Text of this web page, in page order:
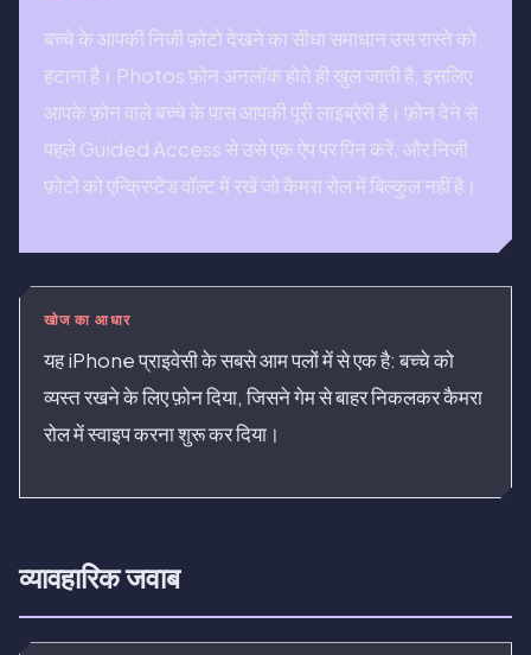
बच्चे के आपकी निजी फ़ोटो देखने का सीधा समाधान उस रास्ते को
हटाना है। Photos फ़ोन अनलॉक होते ही खुल जाती है, इसलिए
आपके फ़ोन वाले बच्चे के पास आपकी पूरी लाइब्रेरी है। फ़ोन देने से
पहले Guided Access से उसे एक ऐप पर पिन करें, और निजी
फ़ोटो को एन्क्रिप्टेड वॉल्ट में रखें जो कैमरा रोल में बिल्कुल नहीं है।
खोज का आधार
यह iPhone प्राइवेसी के सबसे आम पलों में से एक है: बच्चे को
व्यस्त रखने के लिए फ़ोन दिया, जिसने गेम से बाहर निकलकर कैमरा
रोल में स्वाइप करना शुरू कर दिया।
व्यावहारिक जवाब